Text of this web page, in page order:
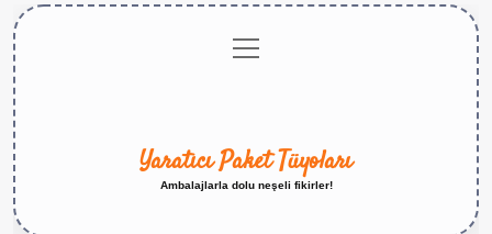
menüyü
aç
Yaratıcı Paket Tüyoları
Ambalajlarla dolu neşeli fikirler!